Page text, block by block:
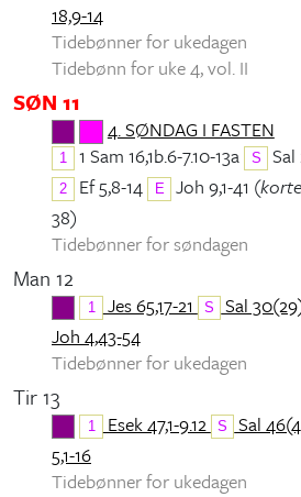
18,9-14
Tidebønner for ukedagen
Tidebønn for uke 4, vol. II
SØN 11
4. SØNDAG I FASTEN
1 1 Sam 16,1b.6-7.10-13a S Sal
2 Ef 5,8-14 E Joh 9,1-41 (
38)
Tidebønner for søndagen
Man 12
1 Jes 65,17-21 S Sal
Joh 4,43-54
Tidebønner for ukedagen
Tir 13
1 Esek 47,1-9.12 S Sal
5,1-16
Tidebønner for ukedagen